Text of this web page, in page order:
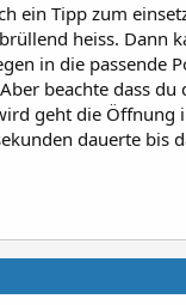
ein Tipp zum
heiss. Dann
in die passende
beachte dass
geht die Öffnung
dauerte bis